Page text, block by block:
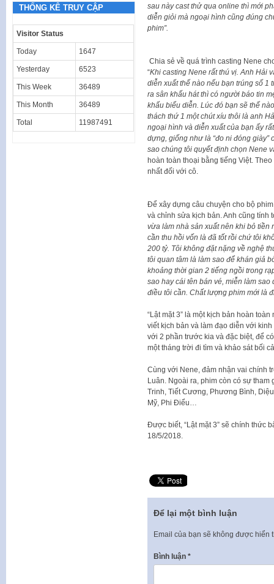
sau này cast thử qua online thì mới
diễn giỏi mà ngoại hình cũng đúng
phim”.
Chia sẻ về quá trình casting Nene
“Khi casting Nene rất thú vị. Anh Hải
diễn xuất thế nào nếu bạn trúng số 1
ra sân khấu hát thì có người báo tin
khấu biểu diễn. Lúc đó bạn sẽ thế
thách thứ 1 một chút xíu thôi là anh
ngoại hình và diễn xuất của bạn ấy
dựng, giống như là “đo ni đóng giày”
sao chúng tôi quyết định chọn Nene
hoàn toàn thoại bằng tiếng Việt.
nhất đối với cô.
Để xây dựng câu chuyện cho bộ
và chỉnh sửa kịch bản. Anh cũng tính
vừa làm nhà sản xuất nên khi bỏ
cần thu hồi vốn là đã tốt rồi chứ tôi
200 tỷ. Tôi không đặt nặng về nghệ
tôi quan tâm là làm sao để khán giả
khoảng thời gian 2 tiếng ngồi trong
sao hay cái tên bán vé, miễn làm
điều tôi cần. Chất lượng phim mới là
“Lật mặt 3” là một kịch bản hoàn
viết kịch bản và làm đạo diễn với
với 2 phần trước kia và đặc biệt, để
một tháng trời đi tìm và khảo sát bối
Cùng với Nene, đảm nhận vai chính
Luân. Ngoài ra, phim còn có sự
Trinh, Tiết Cương, Phương Bình,
Mỹ, Phi Điểu…
Được biết, “Lật mặt 3” sẽ chính thức
18/5/2018.
Để lại một bình luận
Email của bạn sẽ không được hiển
Bình luận *
THỐNG KÊ TRUY CẬP
Visitor Status
Today 1647
Yesterday 6523
This Week 36489
This Month 36489
Total 11987491